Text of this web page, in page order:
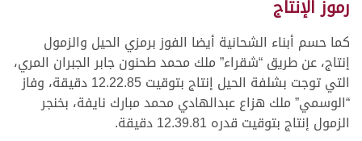
رموز الإنتاج
كما حسم أبناء الشحانية أيضا الفوز برمزي الحيل والزمول
إنتاج، عن طريق “شقراء” ملك محمد طحنون جابر الجبران المري،
التي توجت بشلفة الحيل إنتاج بتوقيت 12.22.85 دقيقة، وفاز
“الوسمي” ملك هزاع عبدالهادي محمد مبارك نايفة، بخنجر
الزمول إنتاج بتوقيت قدره 12.39.81 دقيقة.